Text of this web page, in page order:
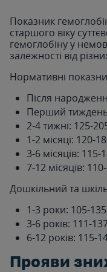
Показник
старшого віку
гемоглобіну у
залежності від
Нормативні
Після
Перший тиждень
2-4 тижні: 125-
1-2 місяці: 120-
3-6 місяців: 115-
7-12 місяців:
Дошкільний та
1-3 роки: 105-
3-6 років: 111-
6-12 років: 115-
Прояви